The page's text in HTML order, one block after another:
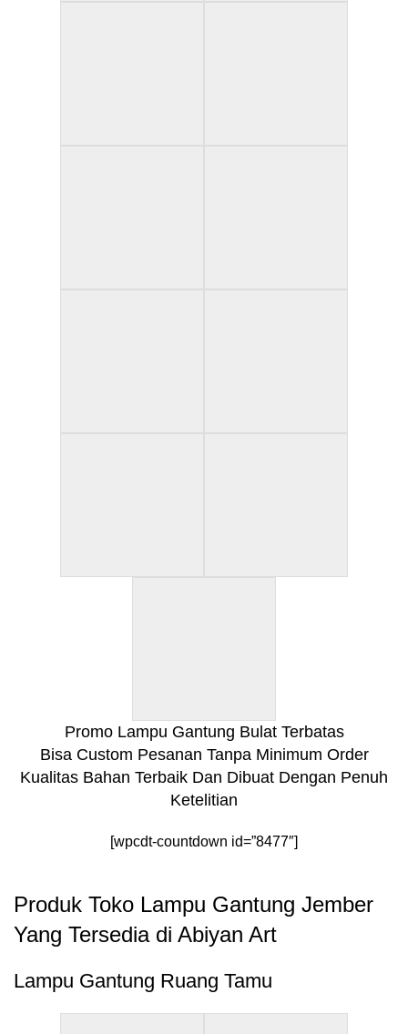
Promo Lampu Gantung Bulat Terbatas
Bisa Custom Pesanan Tanpa Minimum Order
Kualitas Bahan Terbaik Dan Dibuat Dengan Penuh
Ketelitian
[wpcdt-countdown id=”8477″]
Produk Toko Lampu Gantung Jember
Yang Tersedia di Abiyan Art
Lampu Gantung Ruang Tamu